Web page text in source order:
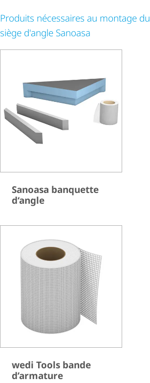
Produits nécessaires au montage du
siège d'angle Sanoasa
Sanoasa banquette
d‘angle
wedi Tools bande
d’armature